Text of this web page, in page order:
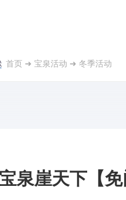
首页 ➜ 宝泉活动 ➜ 冬季活动
泉崖天下【免